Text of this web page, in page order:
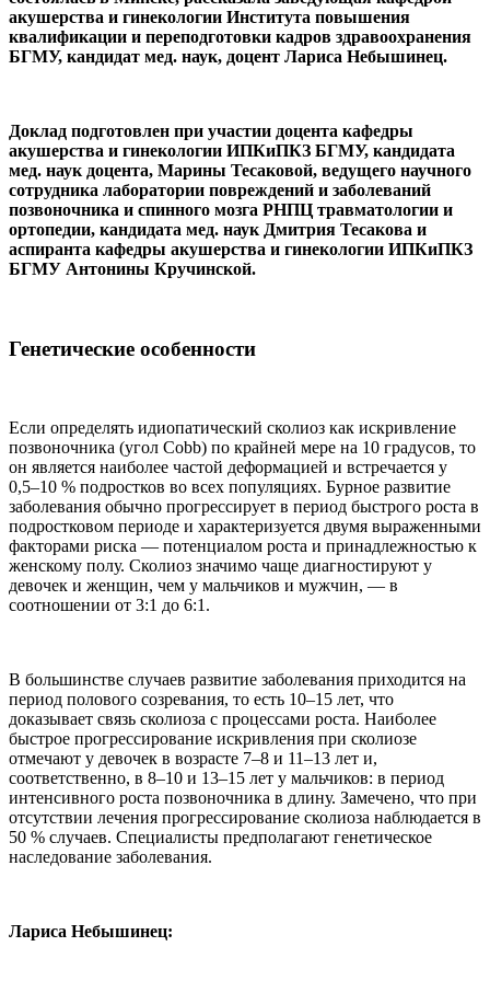
акушерства и гинекологии Института повышения
квалификации и переподготовки кадров здравоохранения
БГМУ, кандидат мед. наук, доцент Лариса Небышинец.
Доклад подготовлен при участии доцента кафедры
акушерства и гинекологии ИПКиПКЗ БГМУ, кандидата
мед. наук доцента, Марины Тесаковой, ведущего научного
сотрудника лаборатории повреждений и заболеваний
позвоночника и спинного мозга РНПЦ травматологии и
ортопедии, кандидата мед. наук Дмитрия Тесакова и
аспиранта кафедры акушерства и гинекологии ИПКиПКЗ
БГМУ Антонины Кручинской.
Генетические особенности
Если определять идиопатический сколиоз как искривление
позвоночника (угол Cobb) по крайней мере на 10 градусов, то
он является наиболее частой деформацией и встречается у
0,5–10 % подростков во всех популяциях. Бурное развитие
заболевания обычно прогрессирует в период быстрого роста в
подростковом периоде и характеризуется двумя выраженными
факторами риска — потенциалом роста и принадлежностью к
женскому полу. Сколиоз значимо чаще диагностируют у
девочек и женщин, чем у мальчиков и мужчин, — в
соотношении от 3:1 до 6:1.
В большинстве случаев развитие заболевания приходится на
период полового созревания, то есть 10–15 лет, что
доказывает связь сколиоза с процессами роста. Наиболее
быстрое прогрессирование искривления при сколиозе
отмечают у девочек в возрасте 7–8 и 11–13 лет и,
соответственно, в 8–10 и 13–15 лет у мальчиков: в период
интенсивного роста позвоночника в длину. Замечено, что при
отсутствии лечения прогрессирование сколиоза наблюдается в
50 % случаев. Специалисты предполагают генетическое
наследование заболевания.
Лариса Небышинец: